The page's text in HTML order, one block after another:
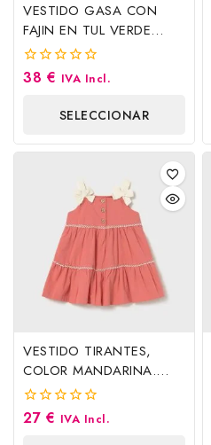
VESTIDO GASA CON
FAJIN EN TUL VERDE
AGUA, MAYORAL
0
38 € IVA Incl.
SELECCIONAR
OPCIONES
VESTIDO TIRANTES,
COLOR MANDARINA.
MAYORAL
0
27 € IVA Incl.